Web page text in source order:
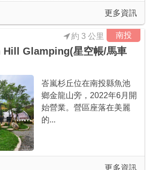
更多資訊
南投
Hill Glamping(星空帳/馬車
約 3 公里
峇嵐杉丘位在南投縣魚池
鄉金龍山旁，2022年6月開
始營業。營區座落在美麗
的...
更多資訊